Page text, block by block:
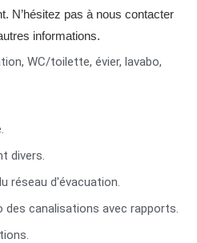
N’hésitez pas à nous contacter
informations.
WC/toilette, évier, lavabo,
divers.
réseau d'évacuation.
des canalisations avec rapports.